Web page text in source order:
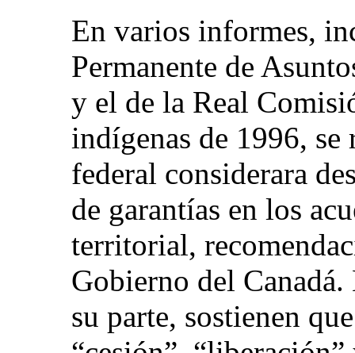
En varios informes,
Permanente de
y el de la Real
indígenas de 1996,
federal considerara
de garantías en los
territorial,
Gobierno del
su parte, sostienen